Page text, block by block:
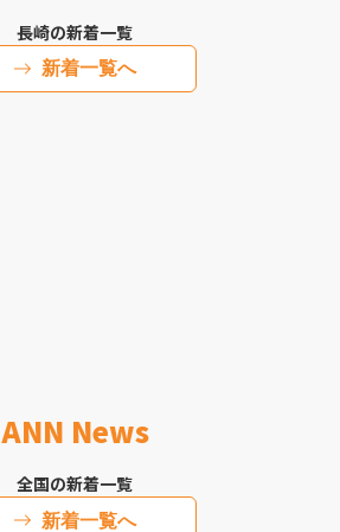
長崎の新着一覧
新着一覧へ
ANN News
全国の新着一覧
新着一覧へ